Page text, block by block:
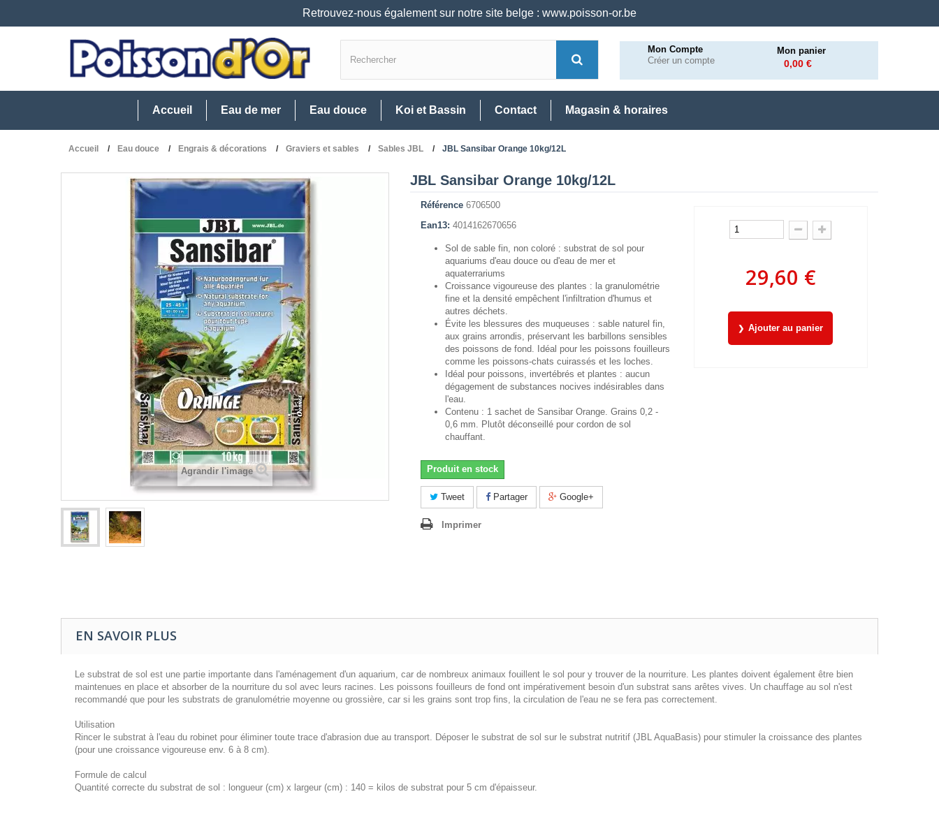
Retrouvez-nous également sur notre site belge : www.poisson-or.be
Mon Compte
Créer un compte
Mon panier
0,00 €
Accueil Eau de mer Eau douce Koi et Bassin Contact Magasin & horaires
Accueil Eau douce Engrais & décorations Graviers et sables Sables JBL JBL Sansibar Orange 10kg/12L
Agrandir l'image
JBL Sansibar Orange 10kg/12L
Référence 6706500
Ean13: 4014162670656
Sol de sable fin, non coloré : substrat de sol pour
aquariums d'eau douce ou d'eau de mer et
aquaterrariums
Croissance vigoureuse des plantes : la granulométrie
fine et la densité empêchent l'infiltration d'humus et
autres déchets.
Évite les blessures des muqueuses : sable naturel fin,
aux grains arrondis, préservant les barbillons sensibles
des poissons de fond. Idéal pour les poissons fouilleurs
comme les poissons-chats cuirassés et les loches.
Idéal pour poissons, invertébrés et plantes : aucun
dégagement de substances nocives indésirables dans
l'eau.
Contenu : 1 sachet de Sansibar Orange. Grains 0,2 -
0,6 mm. Plutôt déconseillé pour cordon de sol
chauffant.
Produit en stock
Tweet Partager Google+
Imprimer
29,60 €
Ajouter au panier
EN SAVOIR PLUS
Le substrat de sol est une partie importante dans l'aménagement d'un aquarium, car de nombreux animaux fouillent le sol pour y trouver de la nourriture. Les plantes doivent également être bien
maintenues en place et absorber de la nourriture du sol avec leurs racines. Les poissons fouilleurs de fond ont impérativement besoin d'un substrat sans arêtes vives. Un chauffage au sol n'est
recommandé que pour les substrats de granulométrie moyenne ou grossière, car si les grains sont trop fins, la circulation de l'eau ne se fera pas correctement.
Utilisation
Rincer le substrat à l'eau du robinet pour éliminer toute trace d'abrasion due au transport. Déposer le substrat de sol sur le substrat nutritif (JBL AquaBasis) pour stimuler la croissance des plantes
(pour une croissance vigoureuse env. 6 à 8 cm).
Formule de calcul
Quantité correcte du substrat de sol : longueur (cm) x largeur (cm) : 140 = kilos de substrat pour 5 cm d'épaisseur.